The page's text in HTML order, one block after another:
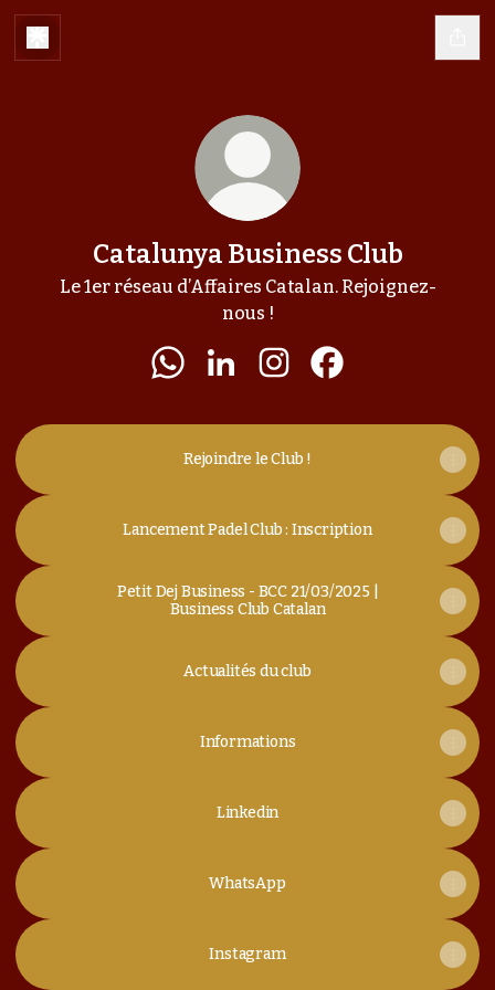
Catalunya Business Club
Le 1er réseau d’Affaires Catalan. Rejoignez-
nous !
Rejoindre le Club !
Lancement Padel Club : Inscription
Petit Dej Business - BCC 21/03/2025 |
Business Club Catalan
Actualités du club
Informations
Linkedin
WhatsApp
Instagram